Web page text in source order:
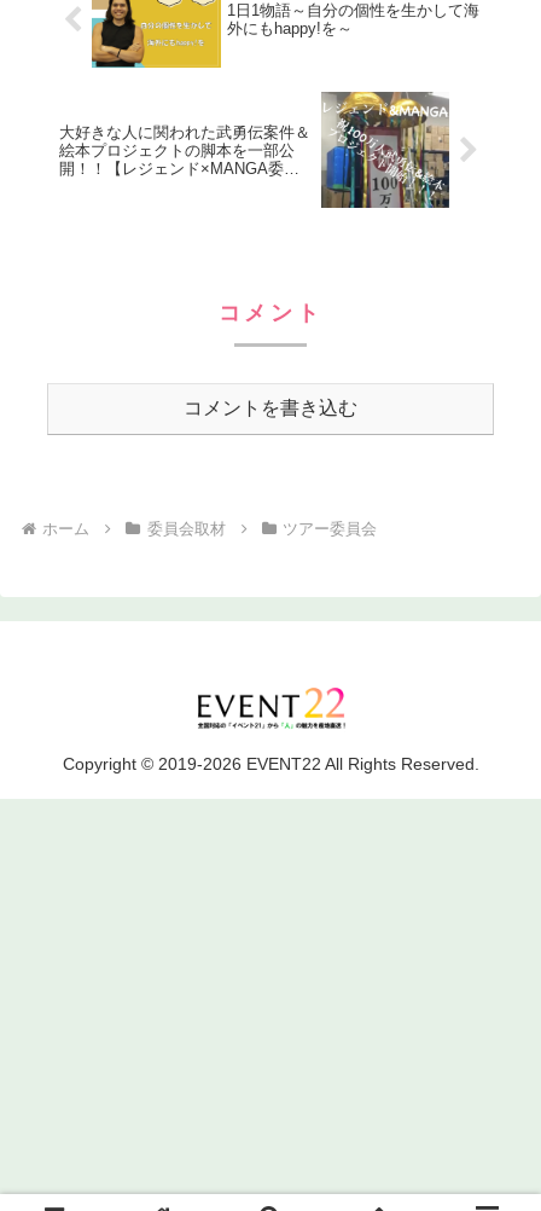
1日1物語～自分の個性を生かして海
外にもhappy!を～
大好きな人に関われた武勇伝案件＆
絵本プロジェクトの脚本を一部公
開！！【レジェンド×MANGA委員
コメント
コメントを書き込む
ホーム 委員会取材 ツアー委員会
Copyright © 2019-2026 EVENT22 All Rights Reserved.